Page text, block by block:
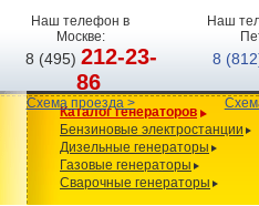
Наш телефон в
Москве:
8 (495)212-23-
86
Схема проезда >
Наш
8
Каталог генераторов
Бензиновые электростанции
Дизельные генераторы
Газовые генераторы
Сварочные генераторы